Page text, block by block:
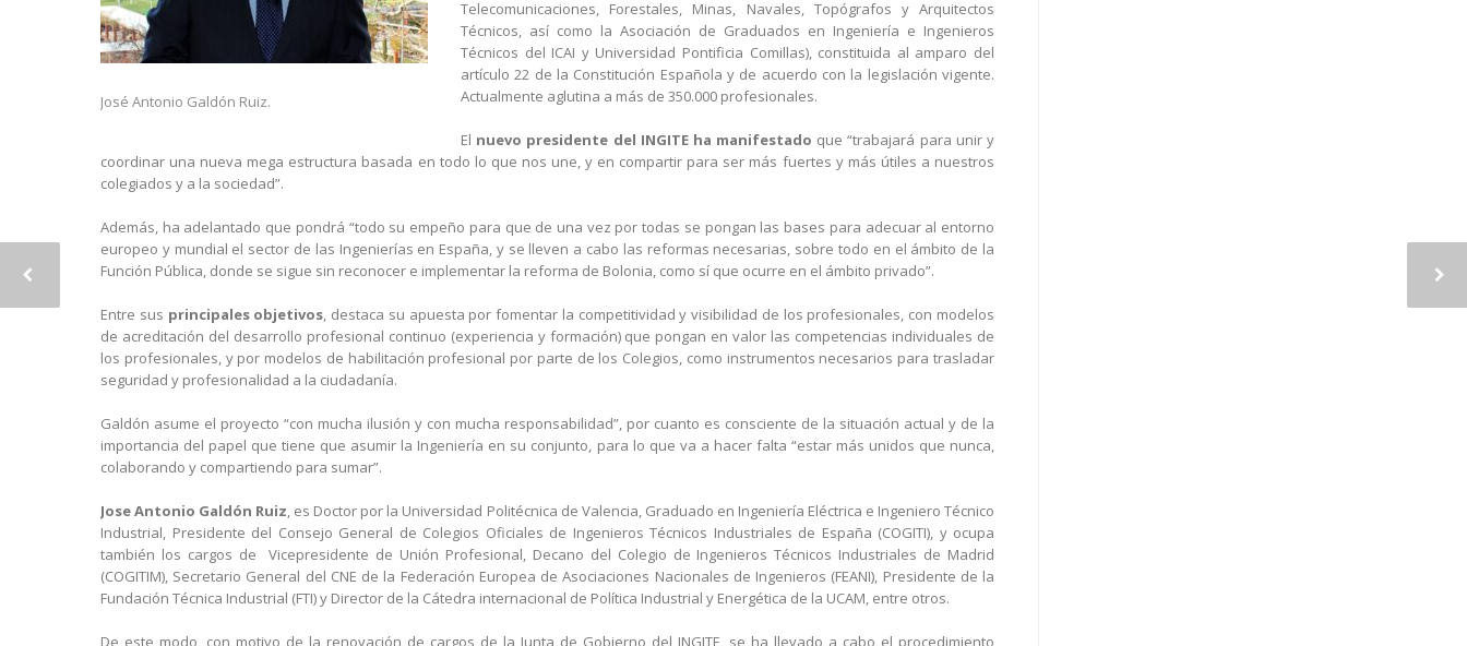
José Antonio Galdón Ruiz.
Telecomunicaciones, Forestales, Minas, Navales, Topógrafos y Arquitectos
Técnicos, así como la Asociación de Graduados en Ingeniería e Ingenieros
Técnicos del ICAI y Universidad Pontificia Comillas), constituida al amparo del
artículo 22 de la Constitución Española y de acuerdo con la legislación vigente.
Actualmente aglutina a más de 350.000 profesionales.
El nuevo presidente del INGITE ha manifestado que “trabajará para unir y
coordinar una nueva mega estructura basada en todo lo que nos une, y en compartir para ser más fuertes y más útiles a nuestros
colegiados y a la sociedad”.
Además, ha adelantado que pondrá “todo su empeño para que de una vez por todas se pongan las bases para adecuar al entorno
europeo y mundial el sector de las Ingenierías en España, y se lleven a cabo las reformas necesarias, sobre todo en el ámbito de la
Función Pública, donde se sigue sin reconocer e implementar la reforma de Bolonia, como sí que ocurre en el ámbito privado”.
Entre sus principales objetivos , destaca su apuesta por fomentar la competitividad y visibilidad de los profesionales, con modelos
de acreditación del desarrollo profesional continuo (experiencia y formación) que pongan en valor las competencias individuales de
los profesionales, y por modelos de habilitación profesional por parte de los Colegios, como instrumentos necesarios para trasladar
seguridad y profesionalidad a la ciudadanía.
Galdón asume el proyecto “con mucha ilusión y con mucha responsabilidad”, por cuanto es consciente de la situación actual y de la
importancia del papel que tiene que asumir la Ingeniería en su conjunto, para lo que va a hacer falta “estar más unidos que nunca,
colaborando y compartiendo para sumar”.
Jose Antonio Galdón Ruiz , es Doctor por la Universidad Politécnica de Valencia, Graduado en Ingeniería Eléctrica e Ingeniero Técnico
Industrial, Presidente del Consejo General de Colegios Oficiales de Ingenieros Técnicos Industriales de España (COGITI), y ocupa
también los cargos de Vicepresidente de Unión Profesional, Decano del Colegio de Ingenieros Técnicos Industriales de Madrid
(COGITIM), Secretario General del CNE de la Federación Europea de Asociaciones Nacionales de Ingenieros (FEANI), Presidente de la
Fundación Técnica Industrial (FTI) y Director de la Cátedra internacional de Política Industrial y Energética de la UCAM, entre otros.
De este modo, con motivo de la renovación de cargos de la Junta de Gobierno del INGITE, se ha llevado a cabo el procedimiento